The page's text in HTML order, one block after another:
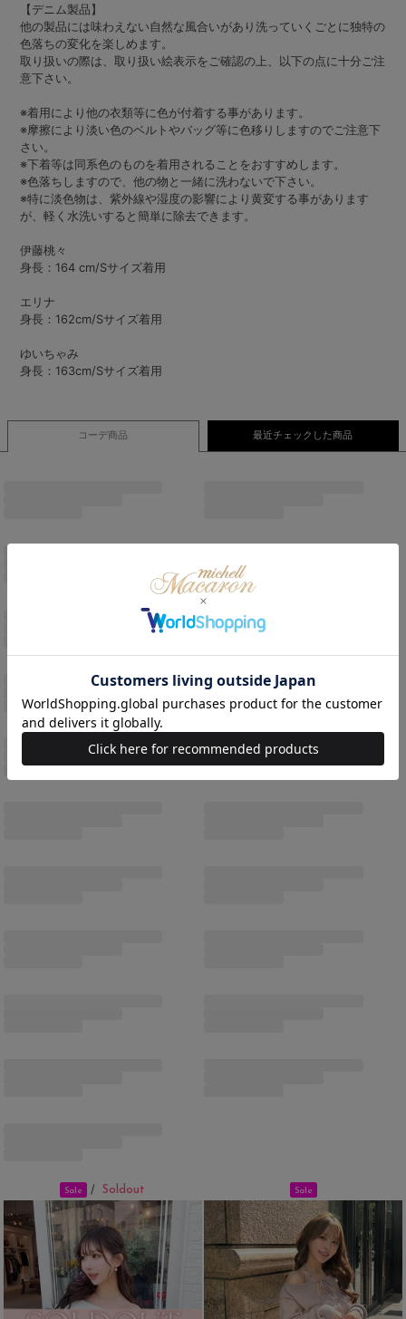
【デニム製品】
他の製品には味わえない自然な風合いがあり洗っていくごとに独特の
色落ちの変化を楽しめます。
取り扱いの際は、取り扱い絵表示をご確認の上、以下の点に十分ご注
意下さい。
※着用により他の衣類等に色が付着する事があります。
※摩擦により淡い色のベルトやバッグ等に色移りしますのでご注意下
さい。
※下着等は同系色のものを着用されることをおすすめします。
※色落ちしますので、他の物と一緒に洗わないで下さい。
※特に淡色物は、紫外線や湿度の影響により黄変する事があります
が、軽く水洗いすると簡単に除去できます。
伊藤桃々
身長：164 cm/Sサイズ着用
エリナ
身長：162cm/Sサイズ着用
ゆいちゃみ
身長：163cm/Sサイズ着用
コーデ商品 最近チェックした商品
Sale /Soldout Sale